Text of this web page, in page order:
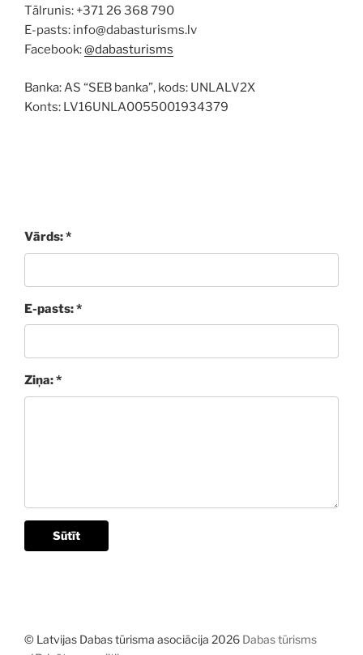
Tālrunis: +371 26 368 790
E-pasts: info@dabasturisms.lv
Facebook:@dabasturisms
Banka: AS “SEB banka”, kods: UNLALV2X
Konts: LV16UNLA0055001934379
Vārds: *
E-pasts: *
Ziņa: *
Sūtīt
© Latvijas Dabas tūrisma asociācija 2026 Dabas tūrisms